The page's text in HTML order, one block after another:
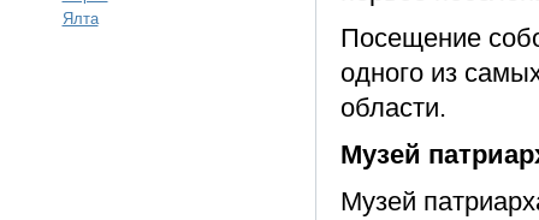
Ялта
Посещение
одного из
области.
Музей
Музей